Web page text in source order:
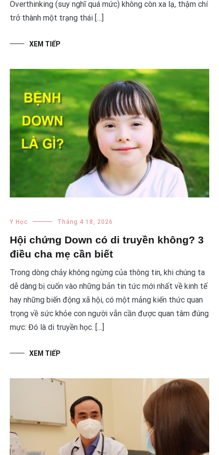
Overthinking (suy nghĩ quá mức) không còn xa lạ, thậm chí
trở thành một trạng thái […]
XEM TIẾP
Y Học Tháng 4 18, 2026
Hội chứng Down có di truyền không? 3
điều cha mẹ cần biết
Trong dòng chảy không ngừng của thông tin, khi chúng ta
dễ dàng bị cuốn vào những bản tin tức mới nhất về kinh tế
hay những biến động xã hội, có một mảng kiến thức quan
trọng về sức khỏe con người vẫn cần được quan tâm đúng
mực: Đó là di truyền học. […]
XEM TIẾP